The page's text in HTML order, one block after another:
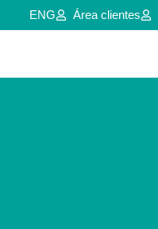
ENG Área clientes